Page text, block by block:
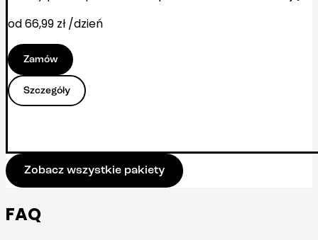
od 66,99 zł /dzień
Zamów
Szczegóły
Zobacz wszystkie pakiety
FAQ